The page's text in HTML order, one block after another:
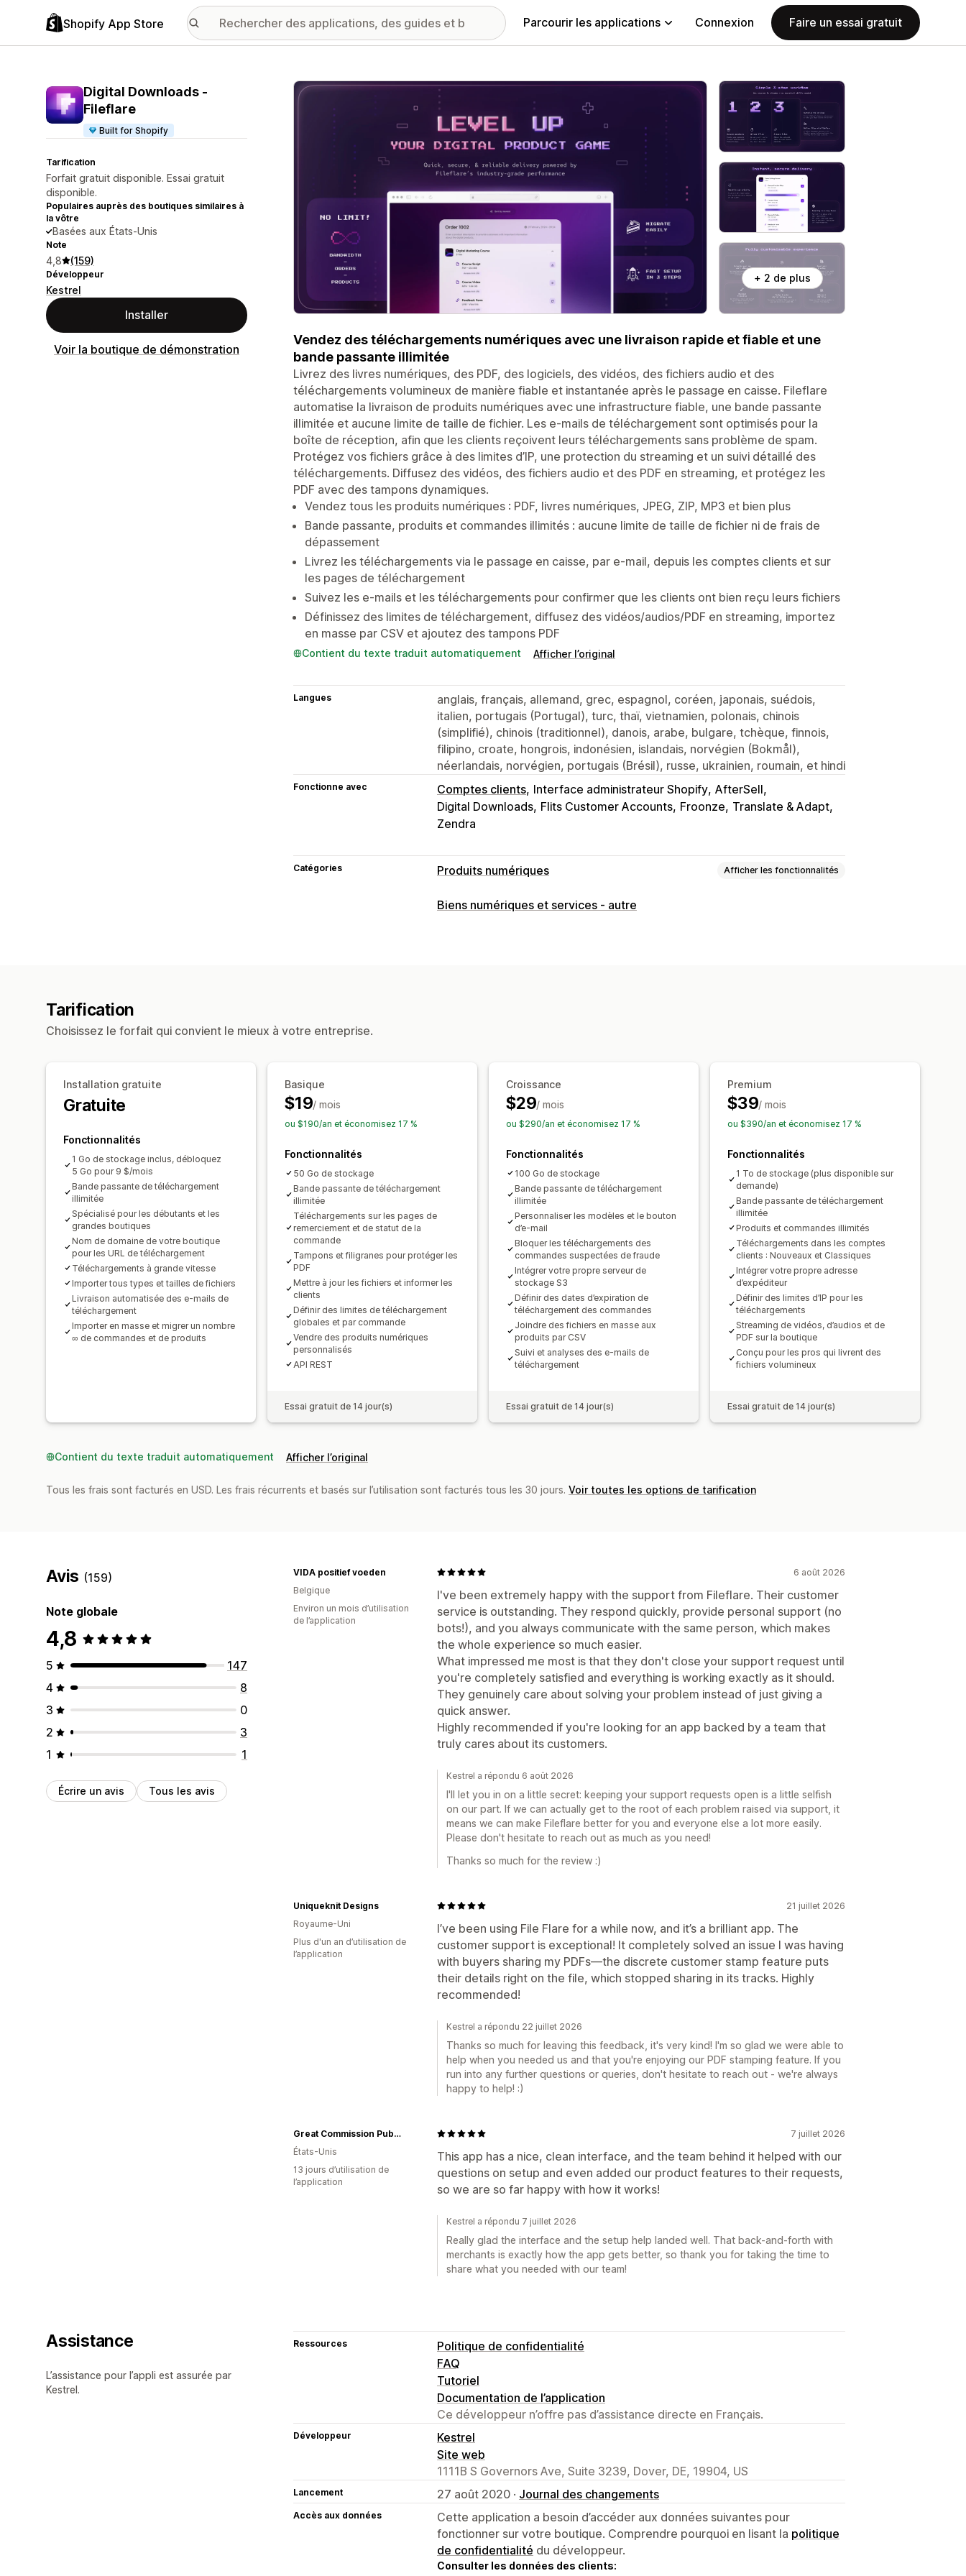
Shopify App Store Parcourir les applications Connexion Faire un essai gratuit
Digital Downloads ‑
Fileflare
Built for Shopify
Tarification
Forfait gratuit disponible. Essai gratuit
disponible.
Populaires auprès des boutiques similaires à
la vôtre
Basées aux États-Unis
Note
4,8 (159)
Développeur
Kestrel
Installer
Voir la boutique de démonstration
Galerie d’images vedette
+ 2 de plus
Vendez des téléchargements numériques avec une livraison rapide et fiable et une
bande passante illimitée
Livrez des livres numériques, des PDF, des logiciels, des vidéos, des fichiers audio et des
téléchargements volumineux de manière fiable et instantanée après le passage en caisse. Fileflare
automatise la livraison de produits numériques avec une infrastructure fiable, une bande passante
illimitée et aucune limite de taille de fichier. Les e-mails de téléchargement sont optimisés pour la
boîte de réception, afin que les clients reçoivent leurs téléchargements sans problème de spam.
Protégez vos fichiers grâce à des limites d’IP, une protection du streaming et un suivi détaillé des
téléchargements. Diffusez des vidéos, des fichiers audio et des PDF en streaming, et protégez les
PDF avec des tampons dynamiques.
Vendez tous les produits numériques : PDF, livres numériques, JPEG, ZIP, MP3 et bien plus
Bande passante, produits et commandes illimités : aucune limite de taille de fichier ni de frais de
dépassement
Livrez les téléchargements via le passage en caisse, par e-mail, depuis les comptes clients et sur
les pages de téléchargement
Suivez les e-mails et les téléchargements pour confirmer que les clients ont bien reçu leurs fichiers
Définissez des limites de téléchargement, diffusez des vidéos/audios/PDF en streaming, importez
en masse par CSV et ajoutez des tampons PDF
Contient du texte traduit automatiquement Afficher l’original
Langues
anglais, français, allemand, grec, espagnol, coréen, japonais, suédois,
italien, portugais (Portugal), turc, thaï, vietnamien, polonais, chinois
(simplifié), chinois (traditionnel), danois, arabe, bulgare, tchèque, finnois,
filipino, croate, hongrois, indonésien, islandais, norvégien (Bokmål),
néerlandais, norvégien, portugais (Brésil), russe, ukrainien, roumain, et hindi
Fonctionne avec Comptes clients Interface administrateur Shopify AfterSell
Digital Downloads Flits Customer Accounts Froonze Translate & Adapt
Zendra
Catégories Produits numériques Afficher les fonctionnalités
Types de produits
Stockage Amazon S3
Sécurité du fichier
Chiffrement de fichier
Restrictions IP Hébergement de fichier
Biens numériques et services - autre
Tarification
Choisissez le forfait qui convient le mieux à votre entreprise.
Installation gratuite
Gratuite
Fonctionnalités
1 Go de stockage inclus, débloquez
5 Go pour 9 $/mois
Bande passante de téléchargement
illimitée
Spécialisé pour les débutants et les
grandes boutiques
Nom de domaine de votre boutique
pour les URL de téléchargement
Téléchargements à grande vitesse
Importer tous types et tailles de fichiers
Livraison automatisée des e-mails de
téléchargement
Importer en masse et migrer un nombre
∞ de commandes et de produits
Basique
$19/ mois
ou $190/an et économisez 17 %
Fonctionnalités
50 Go de stockage
Bande passante de téléchargement
illimitée
Téléchargements sur les pages de
remerciement et de statut de la
commande
Tampons et filigranes pour protéger les
PDF
Mettre à jour les fichiers et informer les
clients
Définir des limites de téléchargement
globales et par commande
Vendre des produits numériques
personnalisés
API REST
Essai gratuit de 14 jour(s)
Croissance
$29/ mois
ou $290/an et économisez 17 %
Fonctionnalités
100 Go de stockage
Bande passante de téléchargement
illimitée
Personnaliser les modèles et le bouton
d’e-mail
Bloquer les téléchargements des
commandes suspectées de fraude
Intégrer votre propre serveur de
stockage S3
Définir des dates d’expiration de
téléchargement des commandes
Joindre des fichiers en masse aux
produits par CSV
Suivi et analyses des e-mails de
téléchargement
Essai gratuit de 14 jour(s)
Premium
$39/ mois
ou $390/an et économisez 17 %
Fonctionnalités
1 To de stockage (plus disponible sur
demande)
Bande passante de téléchargement
illimitée
Produits et commandes illimités
Téléchargements dans les comptes
clients : Nouveaux et Classiques
Intégrer votre propre adresse
d’expéditeur
Définir des limites d’IP pour les
téléchargements
Streaming de vidéos, d’audios et de
PDF sur la boutique
Conçu pour les pros qui livrent des
fichiers volumineux
Essai gratuit de 14 jour(s)
Contient du texte traduit automatiquement Afficher l’original
Tous les frais sont facturés en USD. Les frais récurrents et basés sur l’utilisation sont facturés tous les 30 jours. Voir toutes les options de tarification
Avis (159)
Note globale
4,8
5
147
4
8
3
0
2
3
1
1
Écrire un avis Tous les avis
6 août 2026
I've been extremely happy with the support from Fileflare. Their customer
service is outstanding. They respond quickly, provide personal support (no
bots!), and you always communicate with the same person, which makes
the whole experience so much easier.
What impressed me most is that they don't close your support request until
you're completely satisfied and everything is working exactly as it should.
They genuinely care about solving your problem instead of just giving a
quick answer.
Highly recommended if you're looking for an app backed by a team that
truly cares about its customers.
VIDA positief voeden
Belgique
Environ un mois d’utilisation
de l’application
Kestrel a répondu 6 août 2026
I'll let you in on a little secret: keeping your support requests open is a little selfish
on our part. If we can actually get to the root of each problem raised via support, it
means we can make Fileflare better for you and everyone else a lot more easily.
Please don't hesitate to reach out as much as you need!
Thanks so much for the review :)
21 juillet 2026
I’ve been using File Flare for a while now, and it’s a brilliant app. The
customer support is exceptional! It completely solved an issue I was having
with buyers sharing my PDFs—the discrete customer stamp feature puts
their details right on the file, which stopped sharing in its tracks. Highly
recommended!
Uniqueknit Designs
Royaume-Uni
Plus d'un an d’utilisation de
l’application
Kestrel a répondu 22 juillet 2026
Thanks so much for leaving this feedback, it's very kind! I'm so glad we were able to
help when you needed us and that you're enjoying our PDF stamping feature. If you
run into any further questions or queries, don't hesitate to reach out - we're always
happy to help! :)
7 juillet 2026
This app has a nice, clean interface, and the team behind it helped with our
questions on setup and even added our product features to their requests,
so we are so far happy with how it works!
Great Commission Publications
États-Unis
13 jours d’utilisation de
l’application
Kestrel a répondu 7 juillet 2026
Really glad the interface and the setup help landed well. That back-and-forth with
merchants is exactly how the app gets better, so thank you for taking the time to
share what you needed with our team!
Assistance
L’assistance pour l’appli est assurée par
Kestrel.
Ressources
Politique de confidentialité
FAQ
Tutoriel
Documentation de l’application
Ce développeur n’offre pas d’assistance directe en Français.
Développeur
Kestrel
Site web
1111B S Governors Ave, Suite 3239, Dover, DE, 19904, US
Lancement 27 août 2020 · Journal des changements
Accès aux données
Cette application a besoin d’accéder aux données suivantes pour
fonctionner sur votre boutique. Comprendre pourquoi en lisant la politique
de confidentialité du développeur.
Consulter les données des clients: